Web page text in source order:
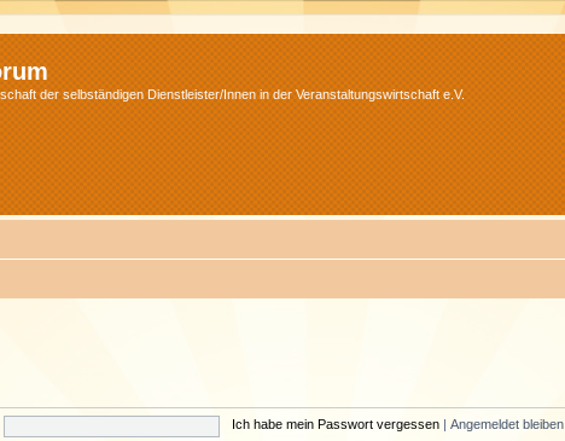
der selbständigen Dienstleister/Innen in der Veranstaltungswirtschaft e.V.
Ich habe mein Passwort vergessen Angemeldet bleiben